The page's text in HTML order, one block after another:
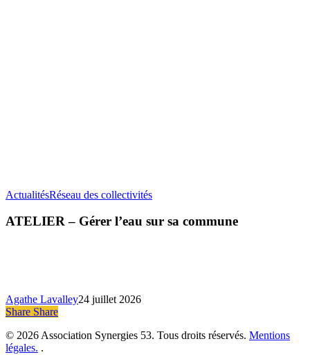
ActualitésRéseau des collectivitésATELIER
Gérer
ATELIER – Gérer l’eau sur sa commune
Agathe Lavalley24 juillet 2026
Share
Share Share
© 2026 Association Synergies 53. Tous droits réservés. Mentions
légales. .